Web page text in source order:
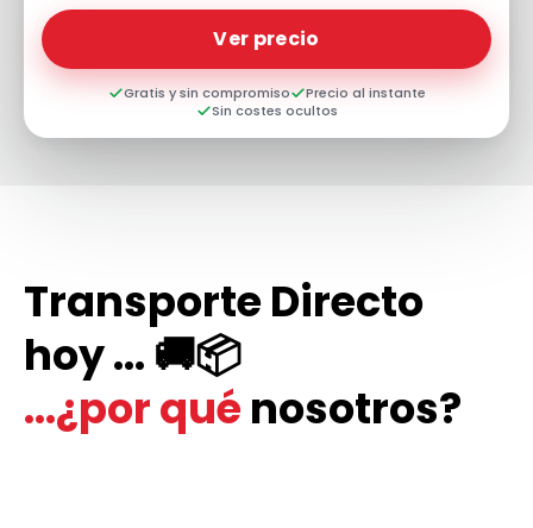
Ver precio
Gratis y sin compromiso
Precio al instante
Sin costes ocultos
Transporte Directo
hoy ... 🚚📦
...¿por quénosotros?